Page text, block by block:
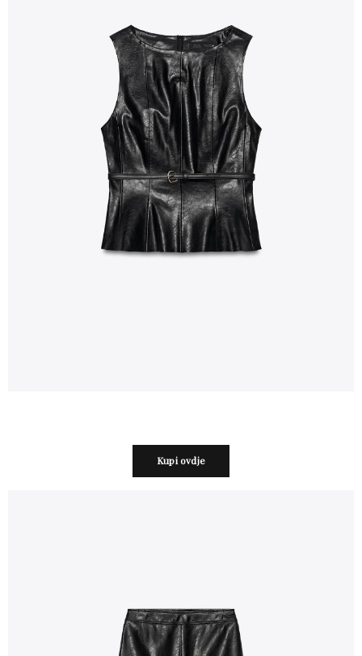
Kupi ovdje